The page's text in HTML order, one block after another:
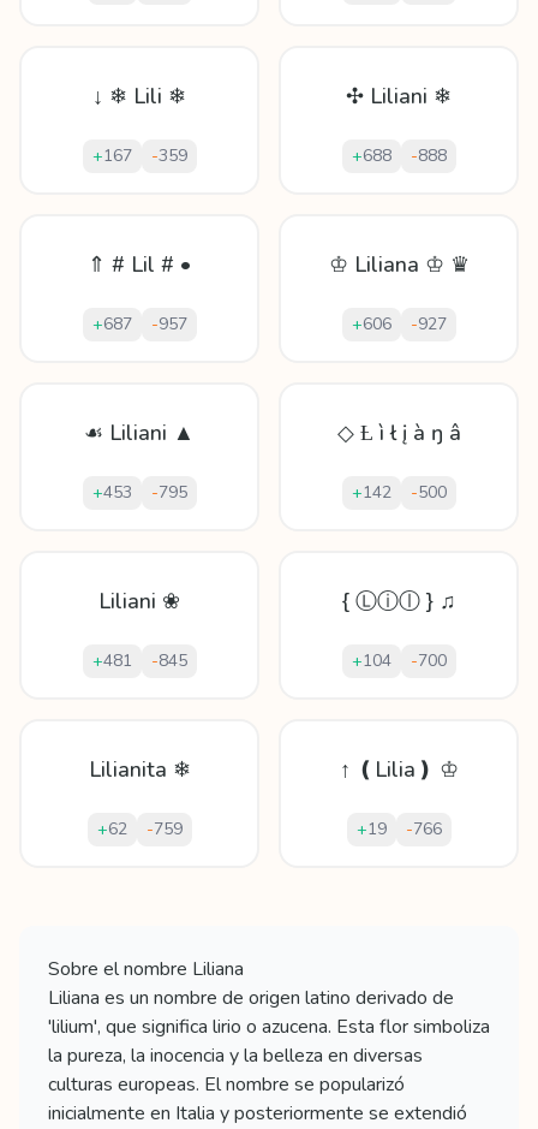
↓ ❄ Lili ❄
+167 -359
✣ Liliani ❄
+688 -888
⇑ # Lil # •
+687 -957
♔ Liliana ♔ ♛
+606 -927
☙ Liliani ▲
+453 -795
◇ Ƚ ì ł į à ŋ â
+142 -500
Liliani ❀
+481 -845
{ Ⓛⓘⓛ } ♫
+104 -700
Lilianita ❄
+62 -759
↑ ❪Lilia❫ ♔
+19 -766
Sobre el nombre Liliana
Liliana es un nombre de origen latino derivado de
'lilium', que significa lirio o azucena. Esta flor simboliza
la pureza, la inocencia y la belleza en diversas
culturas europeas. El nombre se popularizó
inicialmente en Italia y posteriormente se extendió